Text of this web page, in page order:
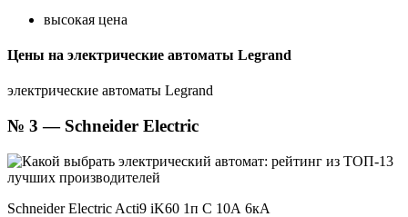
высокая цена
Цены на электрические автоматы Legrand
электрические автоматы Legrand
№ 3 — Schneider Electric
Schneider Electric Acti9 iK60 1п C 10А 6кА